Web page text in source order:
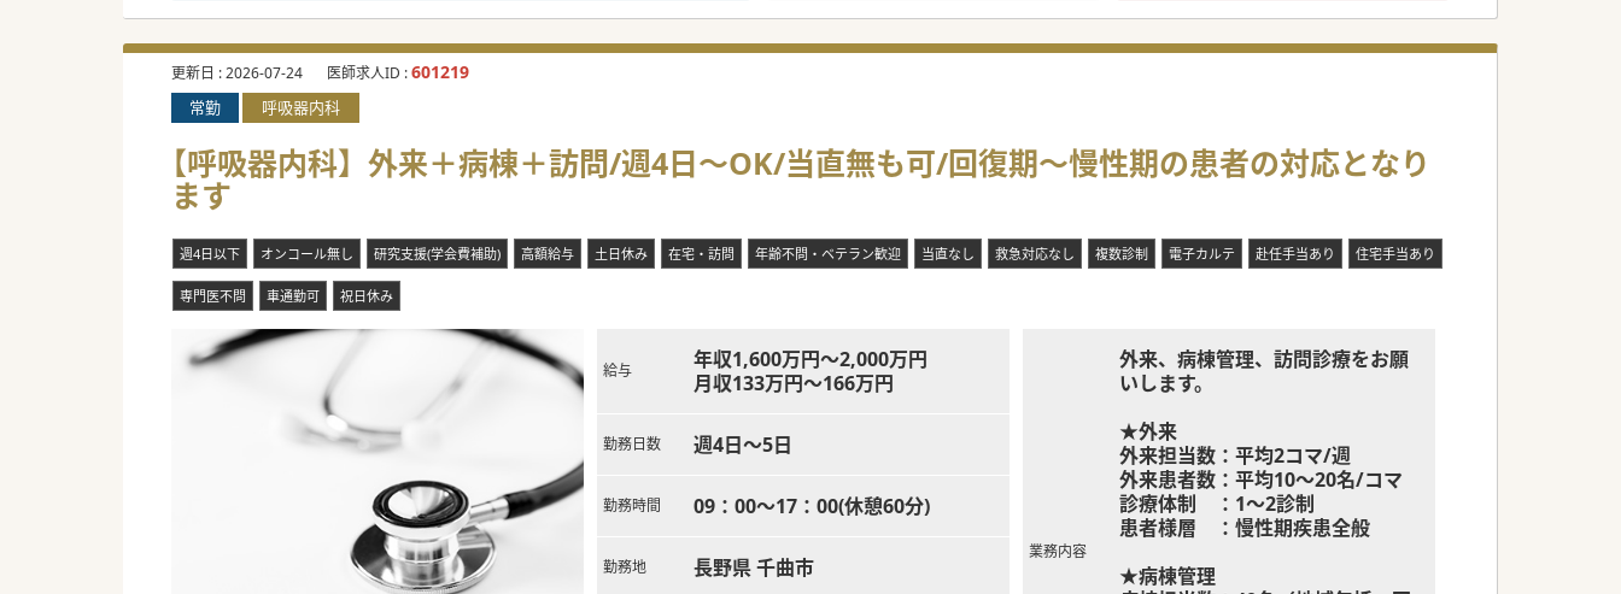
■風邪やその他の一般疾患や、生活習慣病などの慢性疾患を中心にした診療を総合的に行っています
■原則週5日勤務ですが週4日のご勤務や当直オンコール無しという働き方も可能ですので、まずはご希望をお聞かせください
■病棟は後方支援病院として機能しており、入院患者さまは高齢者が多く、急性期からの紹介で比較的症状が落ち着いた方です
【医療関連情報】
■新興感染症発生時に、発熱患者様の診療等を実施する体制を有しており「診療検査機関一覧」にも掲載されております
#秋入職可
更新日 :2026-07-24 医師求人ID :601219
常勤 呼吸器内科
【呼吸器内科】外来＋病棟＋訪問/週4日～OK/当直無も可/回復期～慢性期の患者の対応となり
ます
週4日以下 オンコール無し 研究支援(学会費補助) 高額給与 土日休み 在宅・訪問 年齢不問・ベテラン歓迎 当直なし 救急対応なし 複数診制 電子カルテ 赴任手当あり 住宅手当あり
専門医不問 車通勤可 祝日休み
給与
年収1,600万円～2,000万円
月収133万円～166万円
勤務日数 週4日～5日
勤務時間 09：00～17：00(休憩60分)
勤務地 長野県 千曲市
業務内容
外来、病棟管理、訪問診療をお願
いします。
★外来
外来担当数：平均2コマ/週
外来患者数：平均10～20名/コマ
診療体制 ：1～2診制
患者様層 ：慢性期疾患全般
★病棟管理